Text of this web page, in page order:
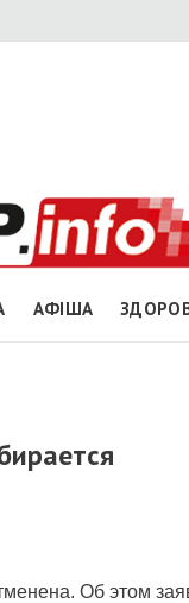
АФІША
Об этом